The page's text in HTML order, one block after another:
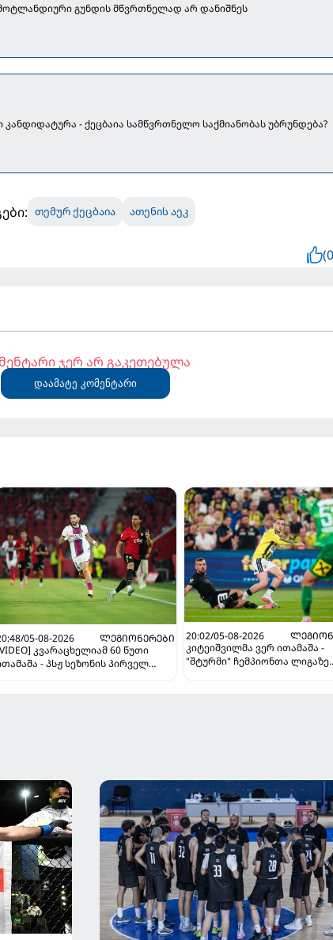
გუნდის მწვრთნელად არ დანიშნეს
კანდიდატურა - ქეცბაია სამწვრთნელო საქმიანობას უბრუნდება?
თემურ ქეცბაია ათენის აეკ
ჯერ არ გაკეთებულა
დაამატე კომენტარი
05-08-2026
ᲚᲔᲒᲘᲝᲜᲔᲠᲔᲑᲘ
კვარაცხელიამ 60 წუთი
- პსჟ სეზონის პირველ
20:02/05-08-2026
კიტეიშვილმა ვერ ითამაშა -
"შტურმი" ჩემპიონთა ლიგაზე